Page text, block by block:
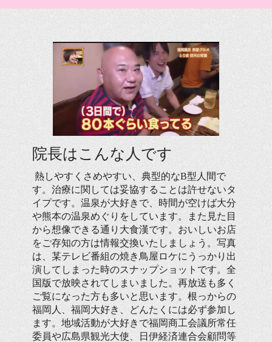
院長はこんな人です
熱しやすくさめやすい、典型的なB型人間で
す。治療に関しては妥協することは許せないタ
イプです。温泉が大好きで、時間が空けば大分
や熊本の温泉めぐりをしています。また見た目
から想像できる通り大食漢です。おいしいお店
をご存知の方は情報交換いたしましょう。写真
は、某テレビ番組の焼き鳥屋ロケにうっかり出
演してしまった時のスナップショットです。全
国版で放映されてしまいました。再放送も多く
ご覧になった方も多いと思います。根っからの
福岡人、福岡大好き、どんたくには必ず参加し
ます。地域活動が大好きで福岡商工会議所常任
委員や広島県観光大使、日伊経済連合会顧問等